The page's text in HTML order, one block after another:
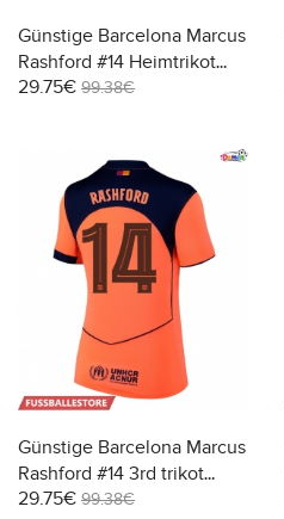
Günstige Barcelona Marcus
Rashford #14 Heimtrikot
Damen 2025-26 Kurzarm
29.75€ 99.38€
Günstige Barcelona Marcus
Rashford #14 3rd trikot
Damen 2025-26 Kurzarm
29.75€ 99.38€